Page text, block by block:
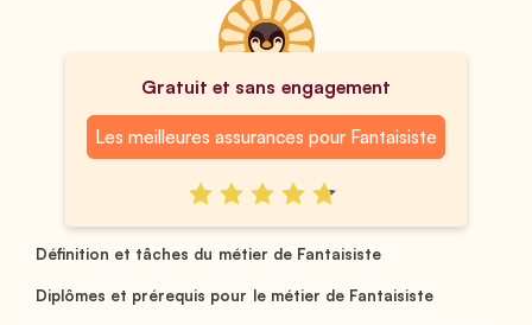
Gratuit et sans engagement
Les meilleures assurances pour Fantaisiste
Définition et tâches du métier de Fantaisiste
Diplômes et prérequis pour le métier de Fantaisiste